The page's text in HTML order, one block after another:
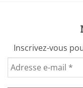
Inscrivez-vous